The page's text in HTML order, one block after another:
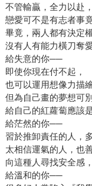
不管輸贏，全力以赴
戀愛可不是有志者事
畢竟，兩人都有決定
沒有人有能力橫刀奪
給失意的你──
即使你現在付不起，
也可以運用想像力描
但為自己畫的夢想可
給自己的紅蘿蔔應該
給茫然的你──
習於推卸責任的人，
太相信運氣的人，也
向這種人尋找安全感
給溫和的你──